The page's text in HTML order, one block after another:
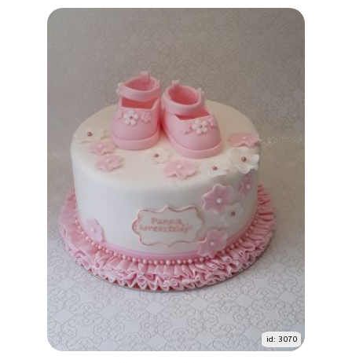
id: 3070